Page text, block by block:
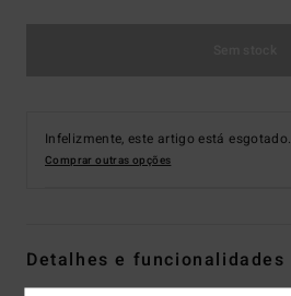
Infelizmente, este artigo está esgotado.
Comprar outras opções
Detalhes e funcionalidades